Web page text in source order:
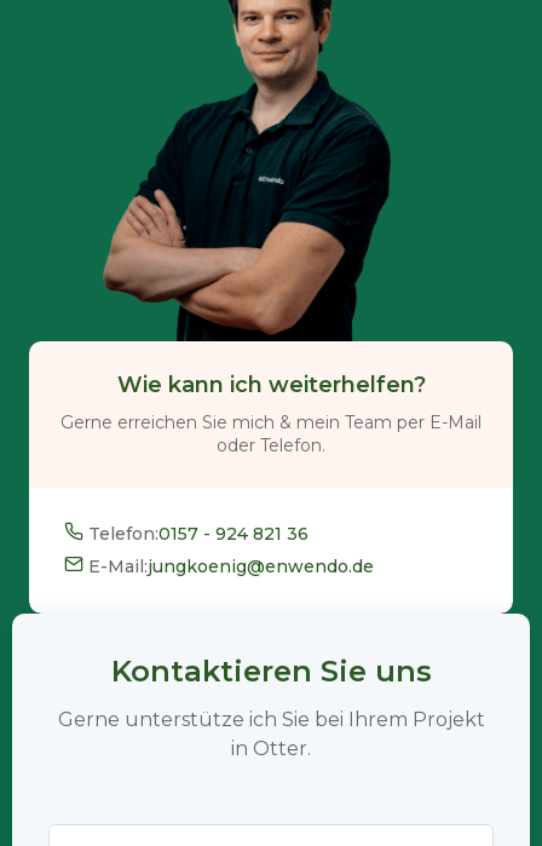
Wie kann ich weiterhelfen?
Gerne erreichen Sie mich & mein Team per E-Mail
oder Telefon.
Telefon:0157 - 924 821 36
E-Mail:jungkoenig@enwendo.de
Kontaktieren Sie uns
Gerne unterstütze ich Sie bei Ihrem Projekt
in Otter.